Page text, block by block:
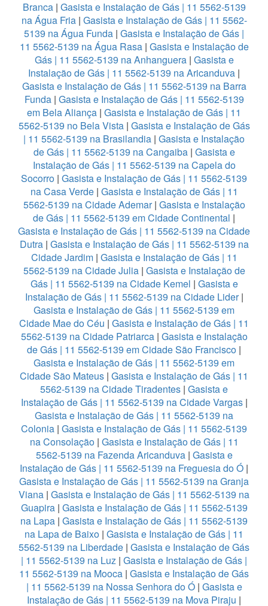
Branca| Gasista e Instalação de Gás | 11 5562-5139
na Água Fria| Gasista e Instalação de Gás | 11 5562-
5139 na Água Funda | Gasista e Instalação de Gás |
11 5562-5139 na Água Rasa | Gasista e Instalação de
Gás | 11 5562-5139 na Anhanguera| Gasista e
Instalação de Gás | 11 5562-5139 na Aricanduva |
Gasista e Instalação de Gás | 11 5562-5139 na Barra
Funda | Gasista e Instalação de Gás | 11 5562-5139
em Bela Aliança | Gasista e Instalação de Gás | 11
5562-5139 no Bela Vista| Gasista e Instalação de Gás
| 11 5562-5139 na Brasilandia | Gasista e Instalação
de Gás | 11 5562-5139 na Cangaiba| Gasista e
Instalação de Gás | 11 5562-5139 na Capela do
Socorro | Gasista e Instalação de Gás | 11 5562-5139
na Casa Verde| Gasista e Instalação de Gás | 11
5562-5139 na Cidade Ademar| Gasista e Instalação
de Gás | 11 5562-5139 em Cidade Continental |
Gasista e Instalação de Gás | 11 5562-5139 na Cidade
Dutra | Gasista e Instalação de Gás | 11 5562-5139 na
Cidade Jardim| Gasista e Instalação de Gás | 11
5562-5139 na Cidade Julia | Gasista e Instalação de
Gás | 11 5562-5139 na Cidade Kemel | Gasista e
Instalação de Gás | 11 5562-5139 na Cidade Lider|
Gasista e Instalação de Gás | 11 5562-5139 em
Cidade Mae do Céu | Gasista e Instalação de Gás | 11
5562-5139 na Cidade Patriarca| Gasista e Instalação
de Gás | 11 5562-5139 em Cidade São Francisco |
Gasista e Instalação de Gás | 11 5562-5139 em
Cidade São Mateus | Gasista e Instalação de Gás | 11
5562-5139 na Cidade Tiradentes | Gasista e
Instalação de Gás | 11 5562-5139 na Cidade Vargas |
Gasista e Instalação de Gás | 11 5562-5139 na
Colonia | Gasista e Instalação de Gás | 11 5562-5139
na Consolação | Gasista e Instalação de Gás | 11
5562-5139 na Fazenda Aricanduva| Gasista e
Instalação de Gás | 11 5562-5139 na Freguesia do Ó |
Gasista e Instalação de Gás | 11 5562-5139 na Granja
Viana | Gasista e Instalação de Gás | 11 5562-5139 na
Guapira| Gasista e Instalação de Gás | 11 5562-5139
na Lapa | Gasista e Instalação de Gás | 11 5562-5139
na Lapa de Baixo | Gasista e Instalação de Gás | 11
5562-5139 na Liberdade | Gasista e Instalação de Gás
| 11 5562-5139 na Luz | Gasista e Instalação de Gás |
11 5562-5139 na Mooca | Gasista e Instalação de Gás
| 11 5562-5139 na Nossa Senhora do Ó| Gasista e
Instalação de Gás | 11 5562-5139 na Mova Piraju |